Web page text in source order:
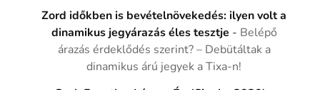
Zord időkben is bevételnövekedés: ilyen volt a
dinamikus jegyárazás éles tesztje - Belépő
árazás érdeklődés szerint? – Debütáltak a
dinamikus árú jegyek a Tixa-n!